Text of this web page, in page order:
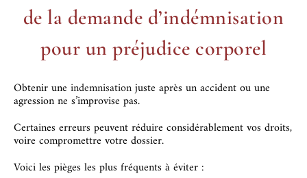
de la demande d’indémnisation
pour un préjudice corporel
Obtenir une indemnisationjuste après un accident ou une
agression ne s’improvise pas.
Certaines erreurs peuvent réduire considérablement vos droits,
voire compromettre votre dossier.
Voici les pièges les plus fréquents à éviter :